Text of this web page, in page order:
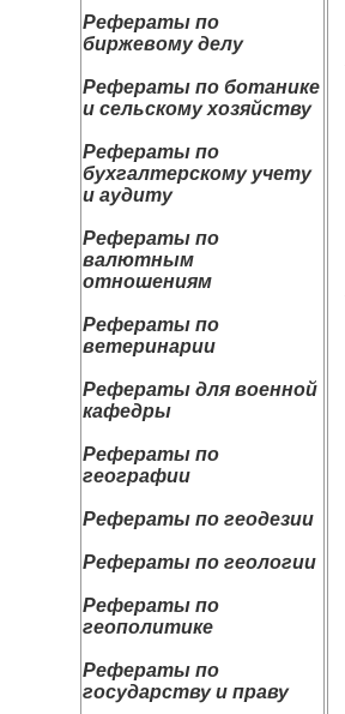
Рефераты по
биржевому делу
Рефераты по ботанике
и сельскому хозяйству
Рефераты по
бухгалтерскому учету
и аудиту
Рефераты по
валютным
отношениям
Рефераты по
ветеринарии
Рефераты для военной
кафедры
Рефераты по
географии
Рефераты по геодезии
Рефераты по геологии
Рефераты по
геополитике
Рефераты по
государству и праву